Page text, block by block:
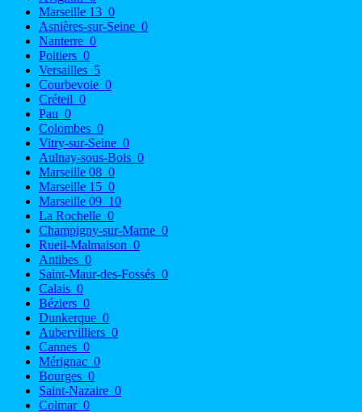
Marseille 13 0
Asnières-sur-Seine 0
Nanterre 0
Poitiers 0
Versailles 5
Courbevoie 0
Créteil 0
Pau 0
Colombes 0
Vitry-sur-Seine 0
Aulnay-sous-Bois 0
Marseille 08 0
Marseille 15 0
Marseille 09 10
La Rochelle 0
Champigny-sur-Marne 0
Rueil-Malmaison 0
Antibes 0
Saint-Maur-des-Fossés 0
Calais 0
Béziers 0
Dunkerque 0
Aubervilliers 0
Cannes 0
Mérignac 0
Bourges 0
Saint-Nazaire 0
Colmar 0